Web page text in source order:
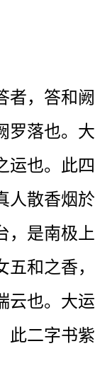
者，答和阙
罗落也。大
运也。此四
人散香烟於
，是南极上
和之香，
云也。大运
此二字书紫